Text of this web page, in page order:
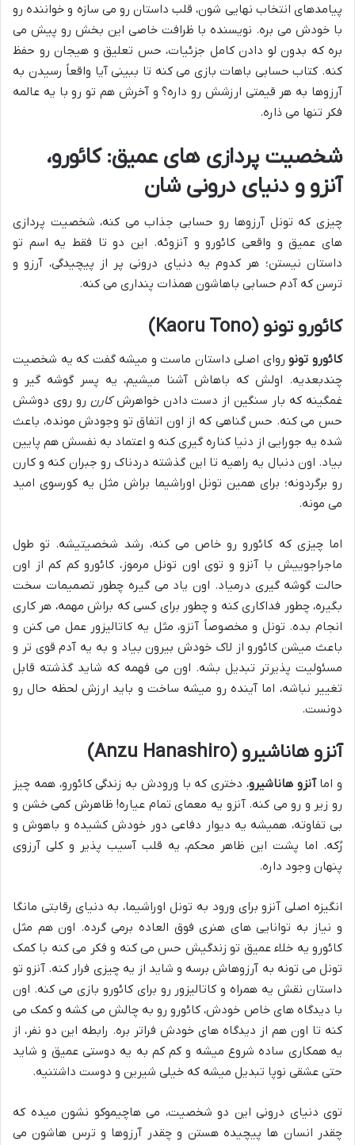
پیامدهای انتخاب نهایی شون، قلب داستان رو می سازه و خواننده رو
با خودش می بره. نویسنده با ظرافت خاصی این بخش رو پیش می
بره که بدون لو دادن کامل جزئیات، حس تعلیق و هیجان رو حفظ
کنه. کتاب حسابی باهات بازی می کنه تا ببینی آیا واقعاً رسیدن به
آرزوها به هر قیمتی ارزشش رو داره؟ و آخرش هم تو رو با یه عالمه
فکر تنها می ذاره.
شخصیت پردازی های عمیق: کائورو،
آنزو و دنیای درونی شان
چیزی که تونل آرزوها رو حسابی جذاب می کنه، شخصیت پردازی
های عمیق و واقعی کائورو و آنزوئه. این دو تا فقط یه اسم تو
داستان نیستن؛ هر کدوم یه دنیای درونی پر از پیچیدگی، آرزو و
ترسن که آدم حسابی باهاشون همذات پنداری می کنه.
کائورو تونو (Kaoru Tono)
کائورو تونوروای اصلی داستان ماست و میشه گفت که یه شخصیت
چندبعدیه. اولش که باهاش آشنا میشیم، یه پسر گوشه گیر و
غمگینه که بار سنگین از دست دادن خواهرشکارن رو روی دوشش
حس می کنه. حس گناهی که از اون اتفاق تو وجودش مونده، باعث
شده یه جورایی از دنیا کناره گیری کنه و اعتماد به نفسش هم پایین
بیاد. اون دنبال یه راهیه تا این گذشته دردناک رو جبران کنه و کارن
رو برگردونه؛ برای همین تونل اوراشیما براش مثل یه کورسوی امید
می مونه.
اما چیزی که کائورو رو خاص می کنه، رشد شخصیتیشه. تو طول
ماجراجوییش با آنزو و توی اون تونل مرموز، کائورو کم کم از اون
حالت گوشه گیری درمیاد. اون یاد می گیره چطور تصمیمات سخت
بگیره، چطور فداکاری کنه و چطور برای کسی که براش مهمه، هر کاری
انجام بده. تونل و مخصوصاً آنزو، مثل یه کاتالیزور عمل می کنن و
باعث میشن کائورو از لاک خودش بیرون بیاد و به یه آدم قوی تر و
مسئولیت پذیرتر تبدیل بشه. اون می فهمه که شاید گذشته قابل
تغییر نباشه، اما آینده رو میشه ساخت و باید ارزش لحظه حال رو
دونست.
آنزو هاناشیرو (Anzu Hanashiro)
و اماآنزو هاناشیرو، دختری که با ورودش به زندگی کائورو، همه چیز
رو زیر و رو می کنه. آنزو یه معمای تمام عیاره! ظاهرش کمی خشن و
بی تفاوته، همیشه یه دیوار دفاعی دور خودش کشیده و باهوش و
رُکه. اما پشت این ظاهر محکم، یه قلب آسیب پذیر و کلی آرزوی
پنهان وجود داره.
انگیزه اصلی آنزو برای ورود به تونل اوراشیما، به دنیای رقابتی مانگا
و نیاز به توانایی های هنری فوق العاده برمی گرده. اون هم مثل
کائورو یه خلاء عمیق تو زندگیش حس می کنه و فکر می کنه با کمک
تونل می تونه به آرزوهاش برسه و شاید از یه چیزی فرار کنه. آنزو تو
داستان نقش یه همراه و کاتالیزور رو برای کائورو بازی می کنه. اون
با دیدگاه های خاص خودش، کائورو رو به چالش می کشه و کمک می
کنه تا اون هم از دیدگاه های خودش فراتر بره. رابطه این دو نفر، از
یه همکاری ساده شروع میشه و کم کم به یه دوستی عمیق و شاید
حتی عشقی نوپا تبدیل میشه که خیلی شیرین و دوست داشتنیه.
توی دنیای درونی این دو شخصیت، می هاچیموکو نشون میده که
چقدر انسان ها پیچیده هستن و چقدر آرزوها و ترس هاشون می